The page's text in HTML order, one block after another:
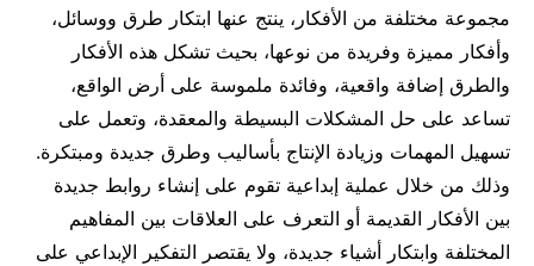
مجموعة مختلفة من الأفكار، ينتج عنها ابتكار طرق ووسائل،
وأفكار مميزة وفريدة من نوعها، بحيث تشكل هذه الأفكار
والطرق إضافة واقعية، وفائدة ملموسة على أرض الواقع،
تساعد على حل المشكلات البسيطة والمعقدة، وتعمل على
تسهيل المهمات وزيادة الإنتاج بأساليب وطرق جديدة ومبتكرة.
وذلك من خلال عملية إبداعية تقوم على إنشاء روابط جديدة
بين الأفكار القديمة أو التعرف على العلاقات بين المفاهيم
المختلفة وابتكار أشياء جديدة، ولا يقتصر التفكير الإبداعي على